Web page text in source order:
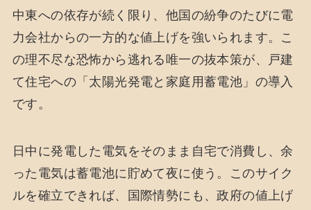
中東への依存が続く限り、他国の紛争のたびに電
力会社からの一方的な値上げを強いられます。こ
の理不尽な恐怖から逃れる唯一の抜本策が、戸建
て住宅への「太陽光発電と家庭用蓄電池」の導入
です。
日中に発電した電気をそのまま自宅で消費し、余
った電気は蓄電池に貯めて夜に使う。このサイク
ルを確立できれば、国際情勢にも、政府の値上げ